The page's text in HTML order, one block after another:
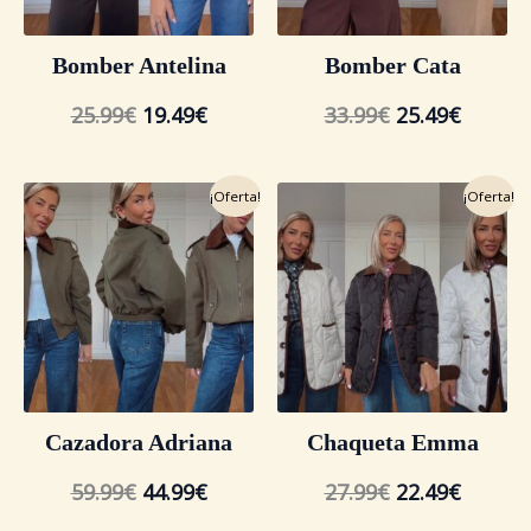
Bomber Antelina
25.99€ 19.49€
Bomber Cata
33.99€ 25.49€
¡Oferta!
Cazadora Adriana
59.99€
El
precio
original
era:
59.99€.
44.99€
El
precio
actual
es:
44.99€.
¡Oferta!
Chaqueta Emma
27.99€
precio
original
era:
27.99€.
22.49€
El
precio
actual
es:
22.49€.